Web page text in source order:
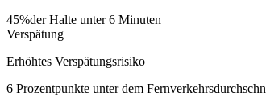
45%der Halte unter 6 Minuten
Verspätung
Erhöhtes Verspätungsrisiko
6 Prozentpunkte unter dem